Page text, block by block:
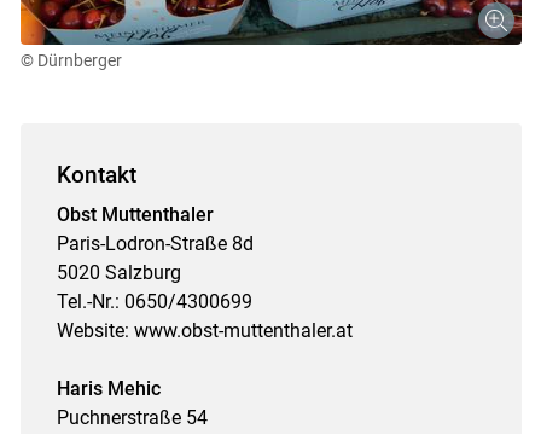
© Dürnberger
Kontakt
Obst Muttenthaler
Paris-Lodron-Straße 8d
5020 Salzburg
Tel.-Nr.: 0650/4300699
Website: www.obst-muttenthaler.at
Haris Mehic
Puchnerstraße 54